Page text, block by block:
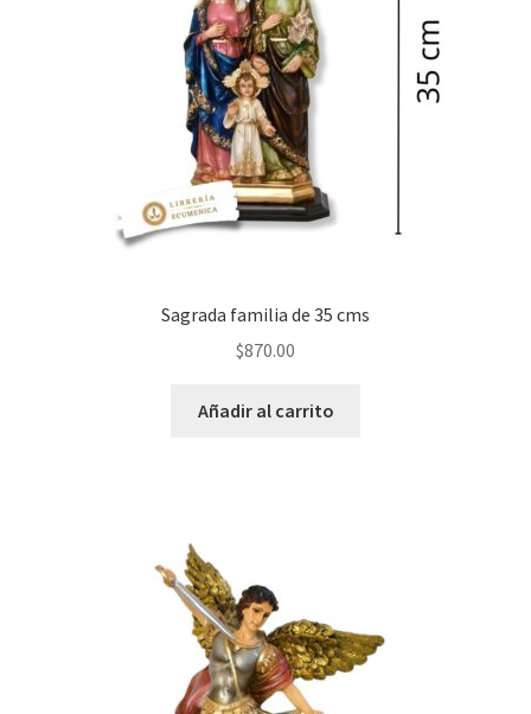
Sagrada familia de 35 cms
$870.00
Añadir al carrito